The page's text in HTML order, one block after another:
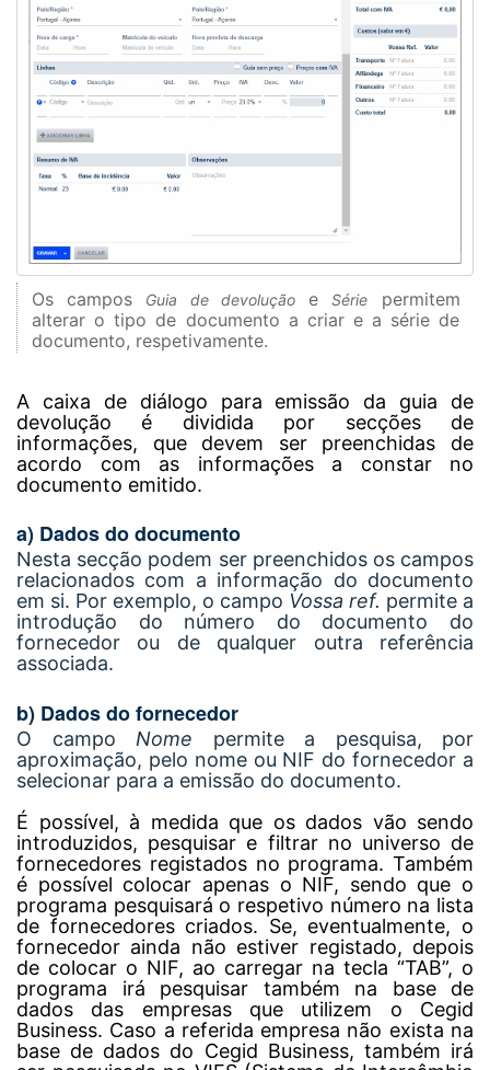
Os campos Guia de devoluçãoeSérie
permitem
alterar o tipo de documento a criar e a série de
documento, respetivamente.
A caixa de diálogo para emissão da guia de
devolução é dividida por secções de
informações, que devem ser preenchidas de
acordo com as informações a constar no
documento emitido.
a) Dados do documento
Nesta secção podem ser preenchidos os campos
relacionados com a informação do documento
em si. Por exemplo, o campo Vossa ref. permite a
introdução do número do documento do
fornecedor ou de qualquer outra referência
associada.
b) Dados do fornecedor
O campo Nome permite a pesquisa, por
aproximação, pelo nome ou NIF do fornecedor a
selecionar para a emissão do documento.
É possível, à medida que os dados vão sendo
introduzidos, pesquisar e filtrar no universo de
fornecedores registados no programa. Também
é possível colocar apenas o NIF, sendo que o
programa pesquisará o respetivo número na lista
de fornecedores criados. Se, eventualmente, o
fornecedor ainda não estiver registado, depois
de colocar o NIF, ao carregar na tecla “TAB”, o
programa irá pesquisar também na base de
dados das empresas que utilizem o Cegid
Business. Caso a referida empresa não exista na
base de dados do Cegid Business, também irá